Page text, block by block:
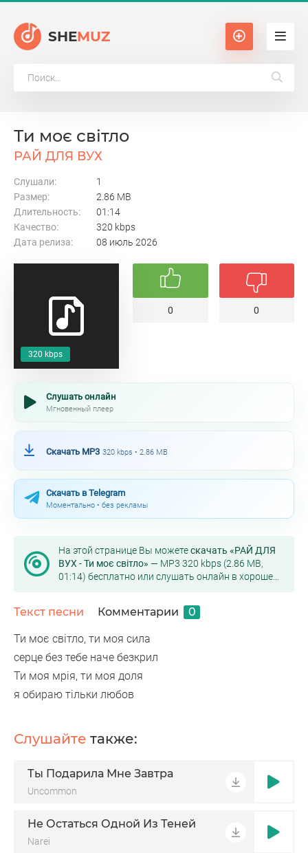
SHEMUZ
320 kbps
Ти моє світло
РАЙ ДЛЯ ВУХ
Слушали:
1
Размер:
2.86 MB
Длительность:
01:14
Качество:
320 kbps
Дата релиза:
08 июль 2026
0 0
Слушать онлайн
Мгновенный плеер
Скачать MP3 320 kbps • 2.86 MB
Скачать в Telegram
Моментально • без рекламы
На этой странице Вы можетескачать «РАЙ ДЛЯ
ВУХ - Ти моє світло» — MP3 320 kbps (2.86 MB,
01:14) бесплатно или слушать онлайн в хорошем
Текст песни Комментарии 0
Ти моє світло, ти моя сила
серце без тебе наче безкрил
Ти моя мрія, ти моя доля
я обираю тільки любов
Слушайте также:
Ты Подарила Мне Завтра
Uncommon
Не Остаться Одной Из Теней
Narei